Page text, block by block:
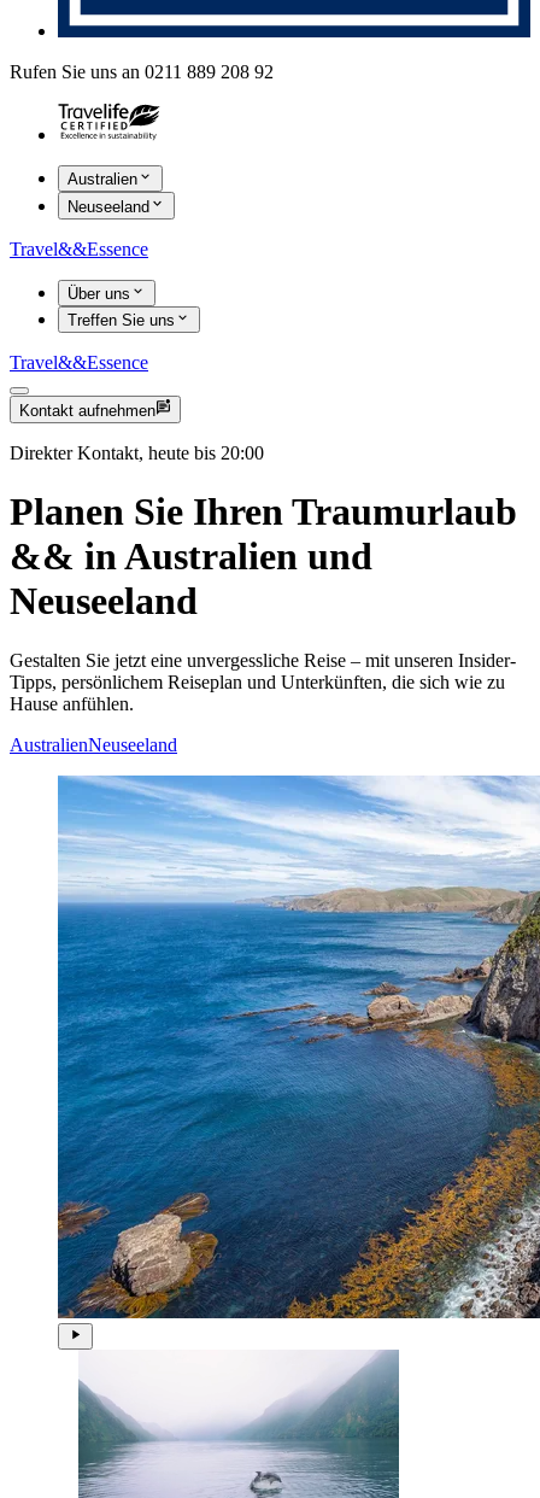
Rufen Sie uns an 0211 889 208 92
Australien
Neuseeland
Travel&&Essence
Über uns
Treffen Sie uns
Travel&&Essence
Kontakt aufnehmen
Direkter Kontakt, heute bis 20:00
Planen Sie Ihren Traumurlaub
&& in Australien und
Neuseeland
Gestalten Sie jetzt eine unvergessliche Reise – mit unseren Insider-
Tipps, persönlichem Reiseplan und Unterkünften, die sich wie zu
Hause anfühlen.
AustralienNeuseeland